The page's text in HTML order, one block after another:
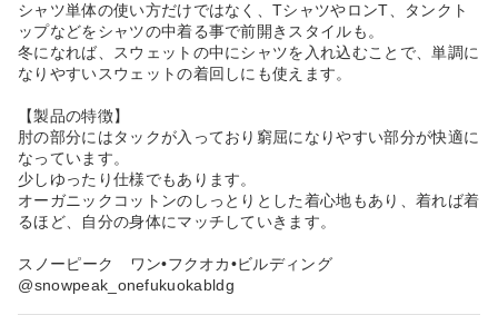
シャツ単体の使い方だけではなく、TシャツやロンT、タンクト
ップなどをシャツの中着る事で前開きスタイルも。
冬になれば、スウェットの中にシャツを入れ込むことで、単調に
なりやすいスウェットの着回しにも使えます。
【製品の特徴】
肘の部分にはタックが入っており窮屈になりやすい部分が快適に
なっています。
少しゆったり仕様でもあります。
オーガニックコットンのしっとりとした着心地もあり、着れば着
るほど、自分の身体にマッチしていきます。
⁡スノーピーク ワン•フクオカ•ビルディング
⁡@snowpeak_onefukuokabldg